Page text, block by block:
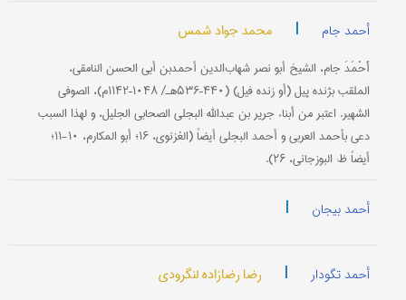
أحمد جام | محمد جواد شمس
أَحْمَدَ جام، الشیخ أبو نصر شهاب‌الدین أحمدبن أبي الحسن النامقي،
الملقب بژنده پیل (أو زنده فیل) (۴۴۰–۵۳۶هـ/ ۱۰۴۸–۱۱۴۲م)، الصوفي
الشهیر. اعتبر من أبناء جریر بن عبدالله البجلي الصحابي الجلیل، و لهذا السبب
دعي بأحمد العربي و أحمد البجلي أیضاً (الغزنوي، ۱۶؛ أبو المکارم، ۱۰-۱۱؛
أیضاً ظ: البوزجاني، ۲۶).
أحمد بیجان |
أحمد تگودار | رضا رضازاده لنگرودی